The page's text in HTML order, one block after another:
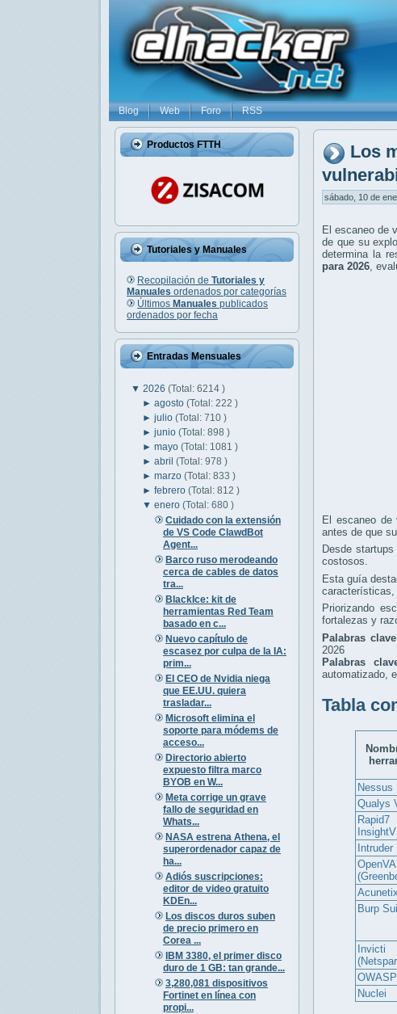
Blog Web Foro RSS
Productos FTTH
Tutoriales y Manuales
Recopilación de Tutoriales y
Manuales ordenados por categorías
Últimos Manuales publicados
ordenados por fecha
Entradas Mensuales
▼ 2026 (Total: 6214 )
►agosto(Total: 222 )
►julio(Total: 710 )
►junio(Total: 898 )
►mayo(Total: 1081 )
►abril(Total: 978 )
►marzo(Total: 833 )
►febrero(Total: 812 )
▼enero(Total: 680 )
Cuidado con la extensión
de VS Code ClawdBot
Agent...
Barco ruso merodeando
cerca de cables de datos
tra...
BlackIce: kit de
herramientas Red Team
basado en c...
Nuevo capítulo de
escasez por culpa de la IA:
prim...
El CEO de Nvidia niega
que EE.UU. quiera
trasladar...
Microsoft elimina el
soporte para módems de
acceso...
Directorio abierto
expuesto filtra marco
BYOB en W...
Meta corrige un grave
fallo de seguridad en
Whats...
NASA estrena Athena, el
superordenador capaz de
ha...
Adiós suscripciones:
editor de video gratuito
KDEn...
Los discos duros suben
de precio primero en
Corea ...
IBM 3380, el primer disco
duro de 1 GB: tan grande...
3,280,081 dispositivos
Fortinet en línea con
propi...
Los
sábado, 10 de
El escaneo de
de que su
determina la
para 2026 ,
El escaneo de
antes de que
Desde
costosos.
Esta guía
características,
Priorizando
fortalezas y
Palabras
2026
Palabras
automatizado,
Tabla
Nessus
Qualys
Rapid7
Intruder
Acunetix
Burp
Invicti
Nuclei